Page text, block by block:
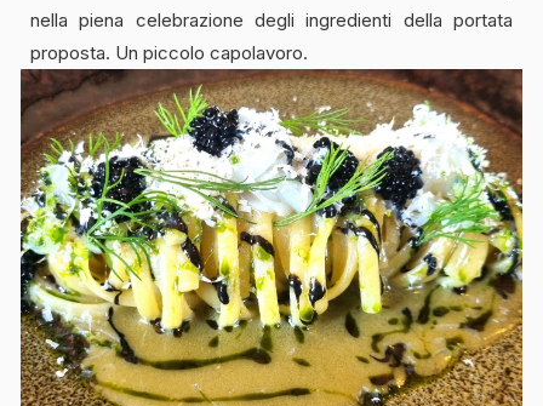
nella piena celebrazione degli ingredienti della portata
proposta. Un piccolo capolavoro.